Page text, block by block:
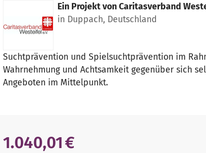
Ein Projekt vonCaritasverband
in Duppach, Deutschland
Suchtprävention und Spielsuchtprävention im
Wahrnehmung und Achtsamkeit gegenüber sich
Angeboten im Mittelpunkt.
1.040,01 €